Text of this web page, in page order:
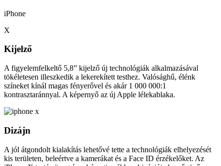
iPhone
X
Kijelző
A figyelemfelkeltő 5,8” kijelző új technológiák alkalmazásával
tökéletesen illeszkedik a lekerekített testhez. Valósághű, élénk
színeket kínál magas fényerővel és akár 1 000 000:1
kontrasztaránnyal. A képernyő az új Apple lélekablaka.
Dizájn
A jól átgondolt kialakítás lehetővé tette a technológiák elhelyezését
kis területen, beleértve a kamerákat és a Face ID érzékelőket. Az